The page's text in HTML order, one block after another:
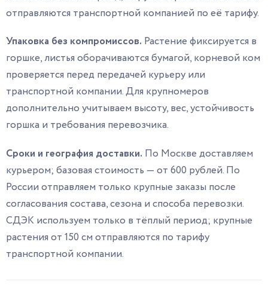
отправляются транспортной компанией по её тарифу.
Упаковка без компромиссов. Растение фиксируется в
горшке, листья оборачиваются бумагой, корневой ком
проверяется перед передачей курьеру или
транспортной компании. Для крупномеров
дополнительно учитываем высоту, вес, устойчивость
горшка и требования перевозчика.
Сроки и география доставки. По Москве доставляем
курьером; базовая стоимость — от 600 рублей. По
России отправляем только крупные заказы после
согласования состава, сезона и способа перевозки.
СДЭК используем только в тёплый период; крупные
растения от 150 см отправляются по тарифу
транспортной компании.